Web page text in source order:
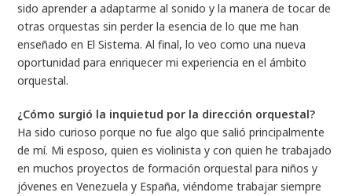
sido aprender a adaptarme al sonido y la manera de tocar de
otras orquestas sin perder la esencia de lo que me han
enseñado en El Sistema. Al final, lo veo como una nueva
oportunidad para enriquecer mi experiencia en el ámbito
orquestal.
¿Cómo surgió la inquietud por la dirección orquestal?
Ha sido curioso porque no fue algo que salió principalmente
de mí. Mi esposo, quien es violinista y con quien he trabajado
en muchos proyectos de formación orquestal para niños y
jóvenes en Venezuela y España, viéndome trabajar siempre